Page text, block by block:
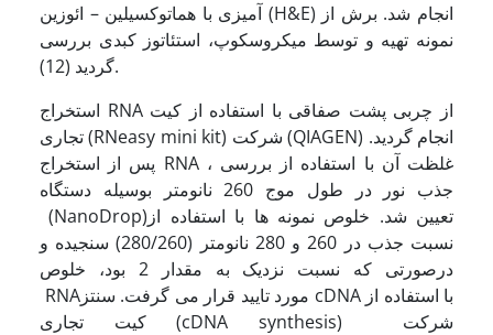
آمیزی با هماتوکسیلین – ائوزین (H&E) انجام شد. برش از
نمونه تهیه و توسط میکروسکوپ، استئاتوز کبدی بررسی
گردید (12).
استخراج RNA از چربی پشت صفاقی با استفاده از کیت
تجاری (RNeasy mini kit) شرکت (QIAGEN) انجام گردید.
پس از استخراج RNA ، غلظت آن با استفاده از بررسی
جذب نور در طول موج 260 نانومتر بوسیله دستگاه
(NanoDrop)تعیین شد. خلوص نمونه ها با استفاده از
نسبت جذب در 260 و 280 نانومتر (280/260) سنجیده و
درصورتی که نسبت نزدیک به مقدار 2 بود، خلوص
RNAمورد تایید قرار می گرفت. سنتز cDNA با استفاده از
کیت تجاری (cDNA synthesis) شرکت